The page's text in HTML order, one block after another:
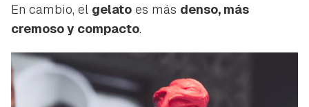
En cambio, el gelato es más denso, más
cremoso y compacto.